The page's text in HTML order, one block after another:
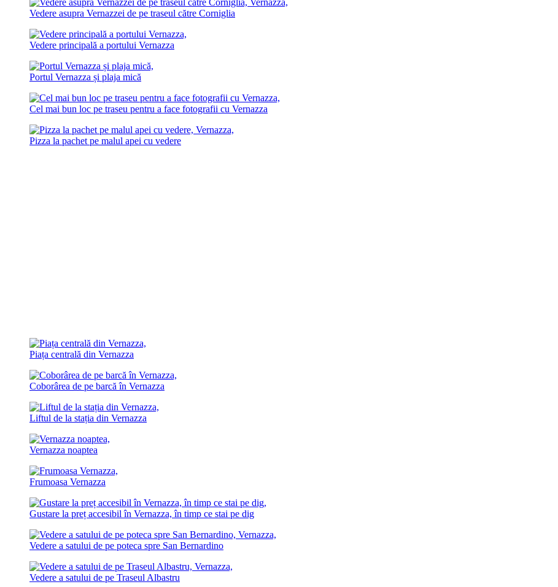
Vedere asupra Vernazzei de pe traseul către Corniglia
Vedere principală a portului Vernazza
Portul Vernazza și plaja mică
Cel mai bun loc pe traseu pentru a face fotografii cu Vernazza
Pizza la pachet pe malul apei cu vedere
Piața centrală din Vernazza
Coborârea de pe barcă în Vernazza
Liftul de la stația din Vernazza
Vernazza noaptea
Frumoasa Vernazza
Gustare la preț accesibil în Vernazza, în timp ce stai pe dig
Vedere a satului de pe poteca spre San Bernardino
Vedere a satului de pe Traseul Albastru